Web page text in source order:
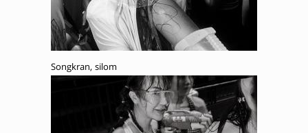
Songkran, silom